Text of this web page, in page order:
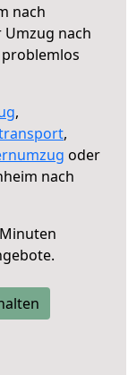
nach
nach
,
,
oder
nach